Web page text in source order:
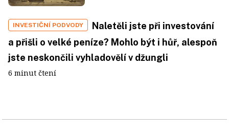
INVESTIČNÍ PODVODY
Naletěli jste při investování
a přišli o velké peníze? Mohlo být i hůř, alespoň
jste neskončili vyhladovělí v džungli
6 minut čtení